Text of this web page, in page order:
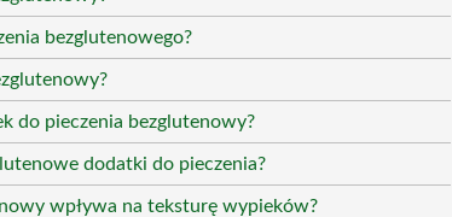
bezglutenowego?
do pieczenia bezglutenowy?
dodatki do pieczenia?
wpływa na teksturę wypieków?